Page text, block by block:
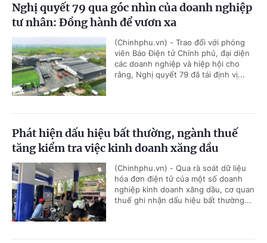
Nghị quyết 79 qua góc nhìn của doanh nghiệp
tư nhân: Đồng hành để vươn xa
(Chinhphu.vn) - Trao đổi với phóng
viên Báo Điện tử Chính phủ, đại diện
các doanh nghiệp và hiệp hội cho
rằng, Nghị quyết 79 đã tái định vị...
Phát hiện dấu hiệu bất thường, ngành thuế
tăng kiểm tra việc kinh doanh xăng dầu
(Chinhphu.vn) - Qua rà soát dữ liệu
hóa đơn điện tử của một số doanh
nghiệp kinh doanh xăng dầu, cơ quan
thuế ghi nhận dấu hiệu bất thường...